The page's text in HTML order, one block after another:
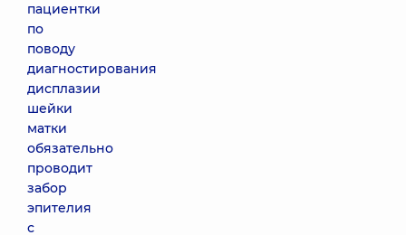
пациентки
по
поводу
диагностирования
дисплазии
шейки
матки
обязательно
проводит
забор
эпителия
с